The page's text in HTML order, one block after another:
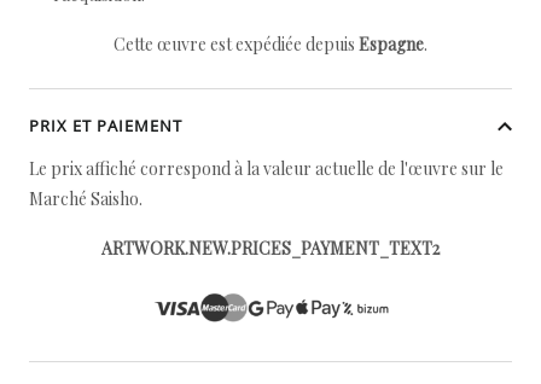
Cette œuvre est expédiée depuis Espagne.
PRIX ET PAIEMENT
Le prix affiché correspond à la valeur actuelle de l'œuvre sur le
Marché Saisho.
ARTWORK.NEW.PRICES_PAYMENT_TEXT2